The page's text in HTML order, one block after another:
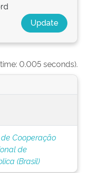
0.005 seconds).
Cooperação
de
(Brasil)